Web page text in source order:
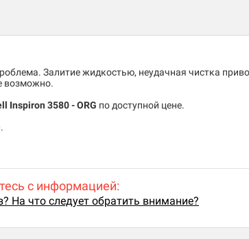
Залитие жидкостью, неудачная чистка
возможно.
Inspiron 3580 - ORG по доступной цене.
с информацией:
На что следует обратить внимание?